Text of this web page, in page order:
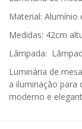
Material: Alumínio
Medidas: 42cm
Lâmpada:
Luminária de
a iluminação para
moderno e